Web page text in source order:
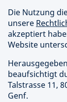
Die Nutzung
unsere
akzeptiert
Website
beaufsichtigt
Talstrasse 11,
Genf.